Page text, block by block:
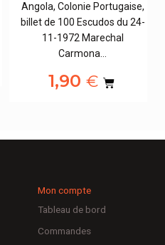
Angola, Colonie Portugaise,
billet de 100 Escudos du 24-
11-1972 Marechal
Carmona…
1,90€
Mon compte
Tableau de bord
Commandes